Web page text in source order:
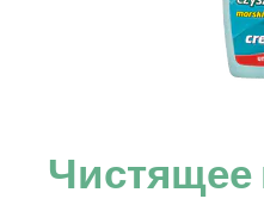
Чистящее